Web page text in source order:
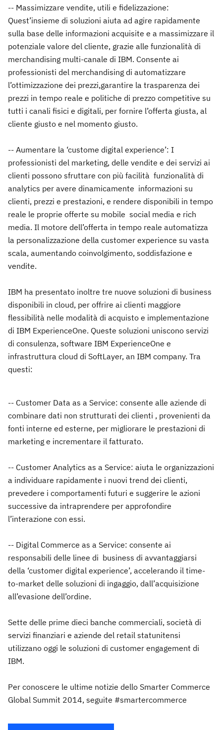
-- Massimizzare vendite, utili e fidelizzazione:
Quest’insieme di soluzioni aiuta ad agire rapidamente
sulla base delle informazioni acquisite e a massimizzare il
potenziale valore del cliente, grazie alle funzionalità di
merchandising multi-canale di IBM. Consente ai
professionisti del merchandising di automatizzare
l’ottimizzazione dei prezzi,garantire la trasparenza dei
prezzi in tempo reale e politiche di prezzo competitive su
tutti i canali fisici e digitali, per fornire l’offerta giusta, al
cliente giusto e nel momento giusto.
-- Aumentare la ‘custome digital experience’: I
professionisti del marketing, delle vendite e dei servizi ai
clienti possono sfruttare con più facilità funzionalità di
analytics per avere dinamicamente informazioni su
clienti, prezzi e prestazioni, e rendere disponibili in tempo
reale le proprie offerte su mobile social media e rich
media. Il motore dell’offerta in tempo reale automatizza
la personalizzazione della customer experience su vasta
scala, aumentando coinvolgimento, soddisfazione e
vendite.
IBM ha presentato inoltre tre nuove soluzioni di business
disponibili in cloud, per offrire ai clienti maggiore
flessibilità nelle modalità di acquisto e implementazione
di IBM ExperienceOne. Queste soluzioni uniscono servizi
di consulenza, software IBM ExperienceOne e
infrastruttura cloud di SoftLayer, an IBM company. Tra
questi:
-- Customer Data as a Service: consente alle aziende di
combinare dati non strutturati dei clienti , provenienti da
fonti interne ed esterne, per migliorare le prestazioni di
marketing e incrementare il fatturato.
-- Customer Analytics as a Service: aiuta le organizzazioni
a individuare rapidamente i nuovi trend dei clienti,
prevedere i comportamenti futuri e suggerire le azioni
successive da intraprendere per approfondire
l’interazione con essi.
-- Digital Commerce as a Service: consente ai
responsabili delle linee di business di avvantaggiarsi
della ‘customer digital experience’, accelerando il time-
to-market delle soluzioni di ingaggio, dall’acquisizione
all’evasione dell’ordine.
Sette delle prime dieci banche commerciali, società di
servizi finanziari e aziende del retail statunitensi
utilizzano oggi le soluzioni di customer engagement di
IBM.
Per conoscere le ultime notizie dello Smarter Commerce
Global Summit 2014, seguite #smartercommerce